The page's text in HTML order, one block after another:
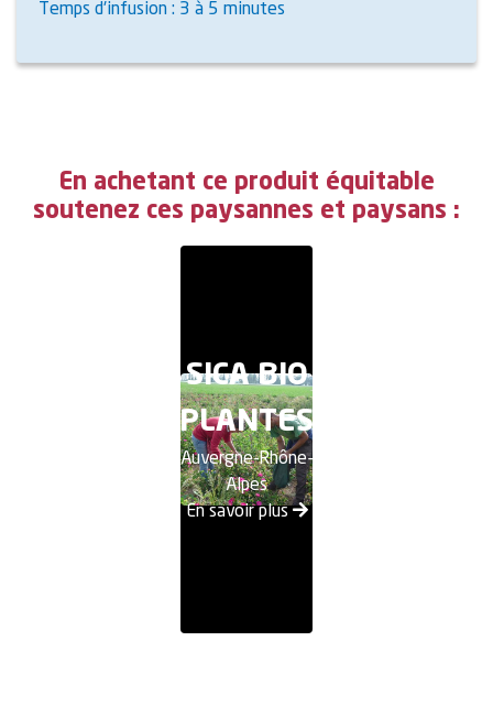
Temps d'infusion : 3 à 5 minutes
En achetant ce produit équitable
soutenez ces paysannes et paysans :
SICA BIO
PLANTES
Auvergne-Rhône-
Alpes
En savoir plus